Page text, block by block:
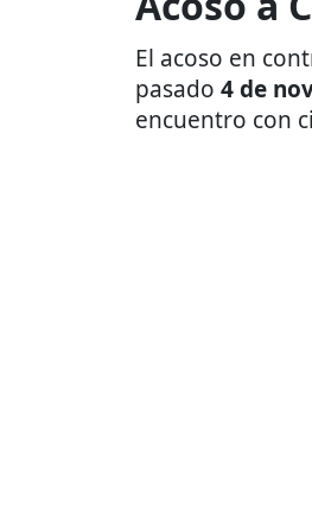
El acoso en
pasado 4 de
encuentro con